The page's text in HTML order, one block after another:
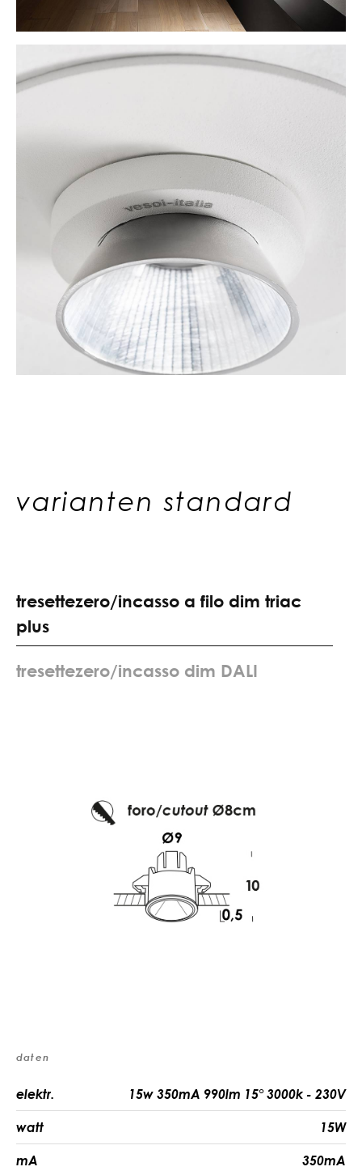
varianten standard
tresettezero/incasso a filo dim triac
plus
tresettezero/incasso dim DALI
daten
elektr. 15w 350mA 990lm 15° 3000k - 230V
watt 15W
mA 350mA